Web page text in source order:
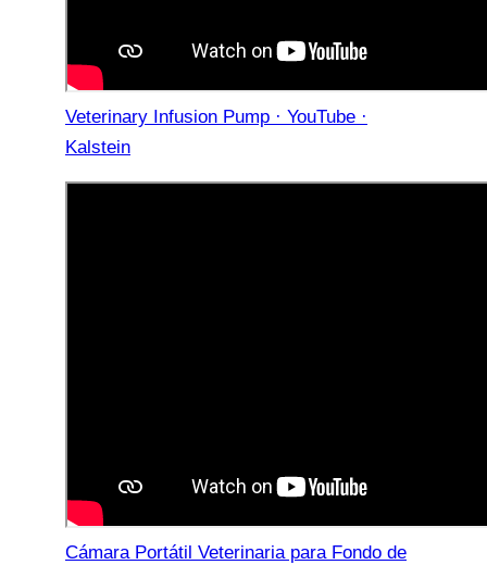
Veterinary Infusion Pump · YouTube ·
Kalstein
Cámara Portátil Veterinaria para Fondo de